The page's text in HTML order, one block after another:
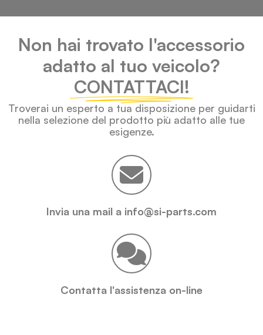
Non hai trovato l'accessorio
adatto al tuo veicolo?
CONTATTACI!
Troverai un esperto a tua disposizione per guidarti
nella selezione del prodotto più adatto alle tue
esigenze.
Invia una mail a info@si-parts.com
Contatta l'assistenza on-line